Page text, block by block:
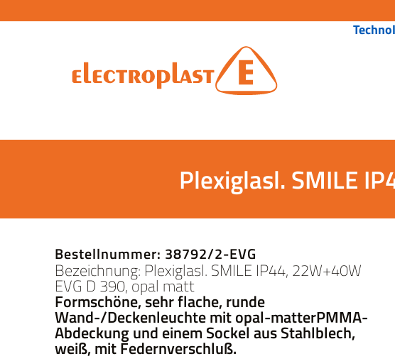
Plexiglasl. SMILE
Bestellnummer: 38792/2-EVG
Bezeichnung: Plexiglasl. SMILE IP44, 22W+40W
EVG D 390, opal matt
Formschöne, sehr flache, runde
Wand-/Deckenleuchte mit opal-matterPMMA-
Abdeckung und einem Sockel aus Stahlblech,
weiß, mit Federnverschluß.